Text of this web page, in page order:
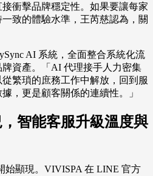
衝擊品牌穩定性。如果要讓每家
致的體驗水準，王芮慈認為，關
AI 系統，全面整合系統化流
資產。「AI 代理接手人力密集
繁瑣的庶務工作中解放，回到服
，更是顧客關係的連續性。」
智能客服升級溫度與
始顯現。VIVISPA 在 LINE 官方